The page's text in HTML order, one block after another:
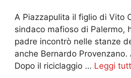
A Piazzapulita il figlio di Vito
sindaco mafioso di Palermo,
padre incontrò nelle stanze
anche Bernardo
Dopo il riciclaggio … Leggi